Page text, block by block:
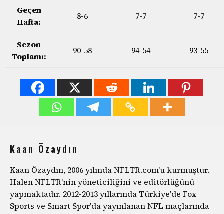
Geçen
Hafta:
8-6 7-7 7-7
Sezon
Toplamı:
90-58 94-54 93-55
Kaan Özaydın
Kaan Özaydın, 2006 yılında NFLTR.com'u kurmuştur.
Halen NFLTR'nin yöneticiliğini ve editörlüğünü
yapmaktadır. 2012-2013 yıllarında Türkiye'de Fox
Sports ve Smart Spor'da yayınlanan NFL maçlarında